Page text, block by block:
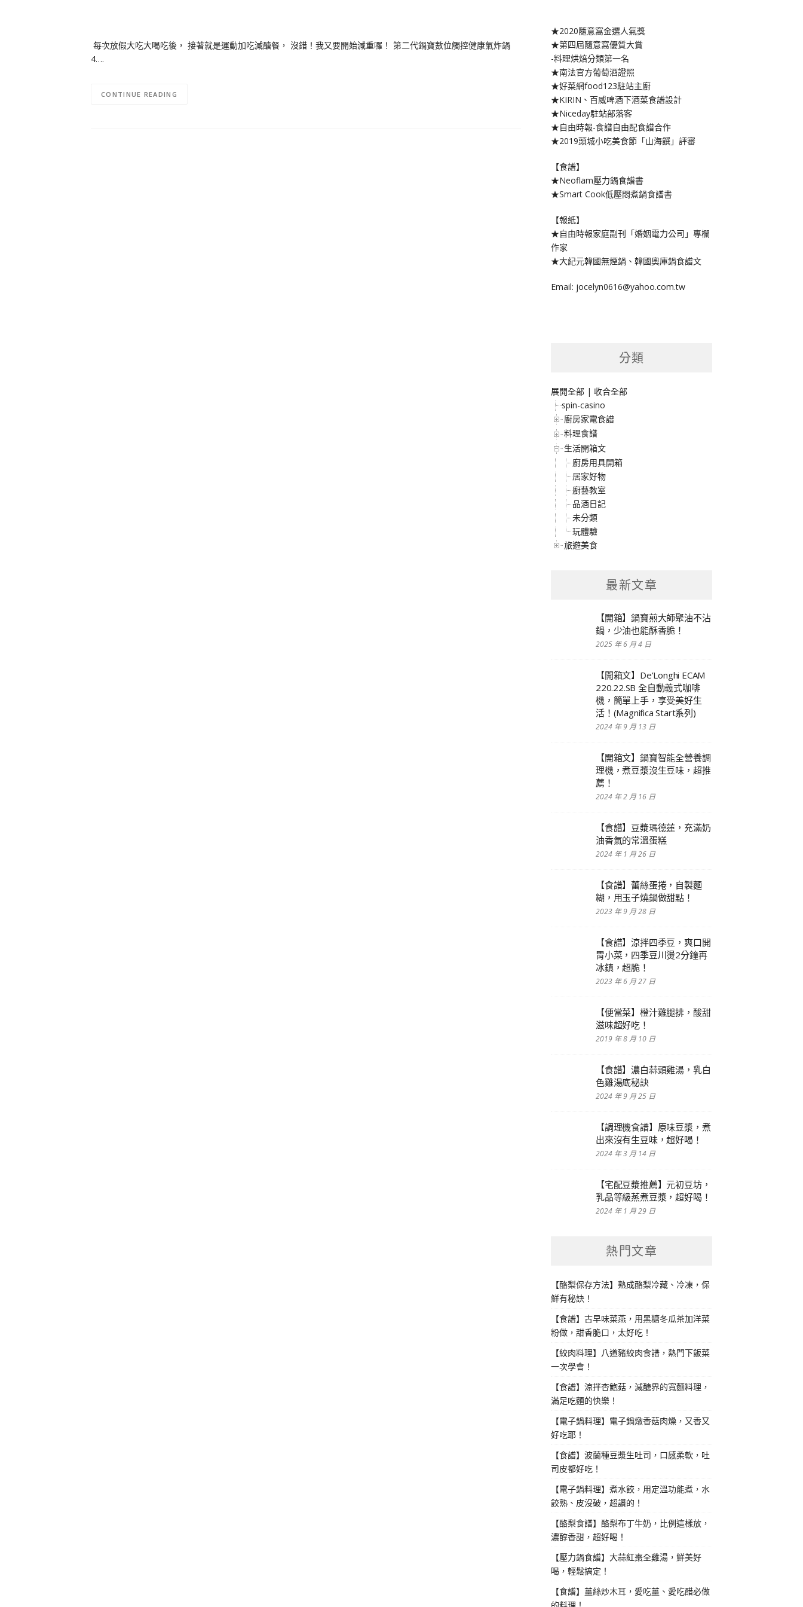
每次放假大吃大喝吃後， 接著就是運動加吃減醣餐， 沒錯！我又要開始減重囉！ 第二代鍋寶數位觸控健康氣炸鍋
4….
CONTINUE READING
★2020隨意窩金選人氣獎
★第四屆隨意窩優質大賞
-料理烘焙分類第一名
★南法官方葡萄酒證照
★好菜網food123駐站主廚
★KIRIN、百威啤酒下酒菜食譜設計
★Niceday駐站部落客
★自由時報-食譜自由配食譜合作
★2019頭城小吃美食節「山海饌」評審
【食譜】
★Neoflam壓力鍋食譜書
★Smart Cook低壓悶煮鍋食譜書
【報紙】
★自由時報家庭副刊「婚姻電力公司」專欄
作家
★大紀元韓國無煙鍋、韓國奧庫鍋食譜文
Email: jocelyn0616@yahoo.com.tw
分類
展開全部 | 收合全部
spin-casino
廚房家電食譜
料理食譜
生活開箱文
廚房用具開箱
居家好物
廚藝教室
品酒日記
未分類
玩體驗
旅遊美食
最新文章
【開箱】鍋寶煎大師聚油不沾
鍋，少油也能酥香脆！
2025 年 6 月 4 日
【開箱文】De’Longhi ECAM
220.22.SB 全自動義式咖啡
機，簡單上手，享受美好生
活！(Magnifica Start系列)
2024 年 9 月 13 日
【開箱文】鍋寶智能全營養調
理機，煮豆漿沒生豆味，超推
薦！
2024 年 2 月 16 日
【食譜】豆漿瑪德蓮，充滿奶
油香氣的常溫蛋糕
2024 年 1 月 26 日
【食譜】蕾絲蛋捲，自製麵
糊，用玉子燒鍋做甜點！
2023 年 9 月 28 日
【食譜】涼拌四季豆，爽口開
胃小菜，四季豆川燙2分鐘再
冰鎮，超脆！
2023 年 6 月 27 日
【便當菜】橙汁雞腿排，酸甜
滋味超好吃！
2019 年 8 月 10 日
【食譜】濃白蒜頭雞湯，乳白
色雞湯底秘訣
2024 年 9 月 25 日
【調理機食譜】原味豆漿，煮
出來沒有生豆味，超好喝！
2024 年 3 月 14 日
【宅配豆漿推薦】元初豆坊，
乳品等級蒸煮豆漿，超好喝！
2024 年 1 月 29 日
熱門文章
【酪梨保存方法】熟成酪梨冷藏、冷凍，保
鮮有秘訣！
【食譜】古早味菜燕，用黑糖冬瓜茶加洋菜
粉做，甜香脆口，太好吃！
【絞肉料理】八道豬絞肉食譜，熱門下飯菜
一次學會！
【食譜】涼拌杏鮑菇，減醣界的寬麵料理，
滿足吃麵的快樂！
【電子鍋料理】電子鍋燉香菇肉燥，又香又
好吃耶！
【食譜】波蘭種豆漿生吐司，口感柔軟，吐
司皮都好吃！
【電子鍋料理】煮水餃，用定溫功能煮，水
餃熟、皮沒破，超讚的！
【酪梨食譜】酪梨布丁牛奶，比例這樣放，
濃醇香甜，超好喝！
【壓力鍋食譜】大蒜紅棗全雞湯，鮮美好
喝，輕鬆搞定！
【食譜】薑絲炒木耳，愛吃薑、愛吃醋必做